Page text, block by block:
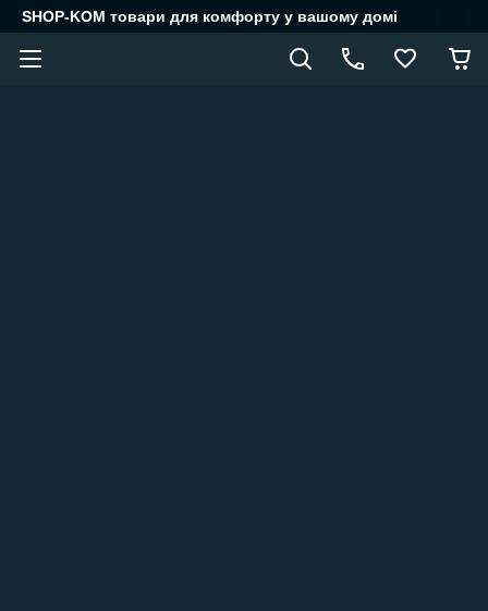
SHOP-KOM товари для комфорту у вашому домі